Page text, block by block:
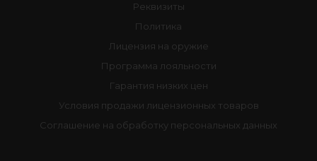
Реквизиты
Политика
Лицензия на оружие
Программа лояльности
Гарантия низких цен
Условия продажи лицензионных товаров
Соглашение на обработку персональных данных